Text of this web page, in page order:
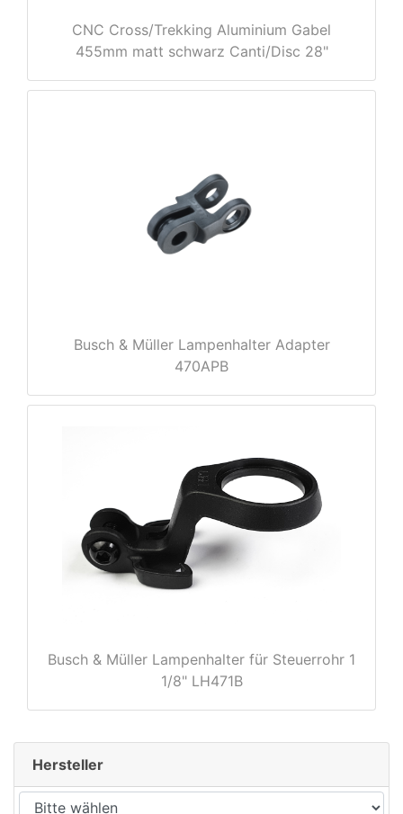
CNC Cross/Trekking Aluminium Gabel
455mm matt schwarz Canti/Disc 28"
Busch & Müller Lampenhalter Adapter
470APB
Busch & Müller Lampenhalter für Steuerrohr 1
1/8" LH471B
Hersteller